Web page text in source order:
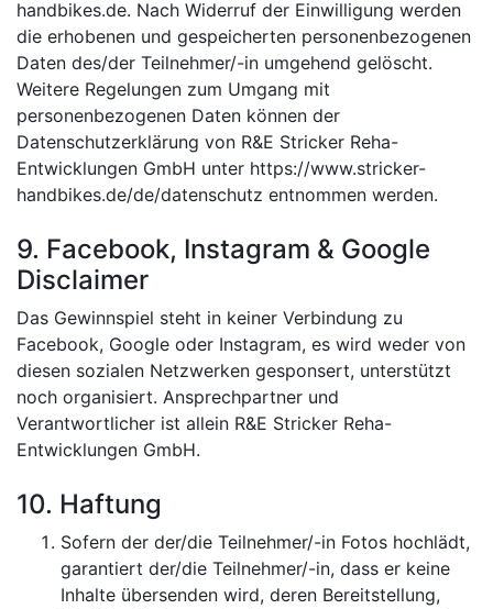
handbikes.de. Nach Widerruf der Einwilligung werden
die erhobenen und gespeicherten personenbezogenen
Daten des/der Teilnehmer/-in umgehend gelöscht.
Weitere Regelungen zum Umgang mit
personenbezogenen Daten können der
Datenschutzerklärung von R&E Stricker Reha-
Entwicklungen GmbH unter https://www.stricker-
handbikes.de/de/datenschutz entnommen werden.
9. Facebook, Instagram & Google
Disclaimer
Das Gewinnspiel steht in keiner Verbindung zu
Facebook, Google oder Instagram, es wird weder von
diesen sozialen Netzwerken gesponsert, unterstützt
noch organisiert. Ansprechpartner und
Verantwortlicher ist allein R&E Stricker Reha-
Entwicklungen GmbH.
10. Haftung
Sofern der der/die Teilnehmer/-in Fotos hochlädt,
garantiert der/die Teilnehmer/-in, dass er keine
Inhalte übersenden wird, deren Bereitstellung,